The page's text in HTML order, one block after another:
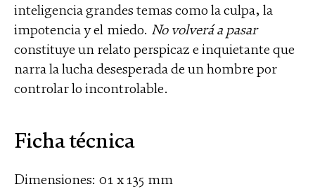
inteligencia grandes temas como la culpa, la
impotencia y el miedo. No volverá a pasar
constituye un relato perspicaz e inquietante que
narra la lucha desesperada de un hombre por
controlar lo incontrolable.
Ficha técnica
Dimensiones: 01 x 135 mm